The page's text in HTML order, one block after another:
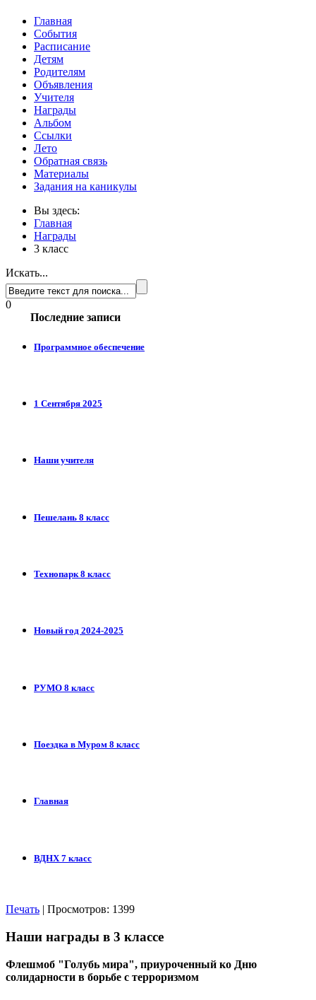
Главная
События
Расписание
Детям
Родителям
Объявления
Учителя
Награды
Альбом
Ссылки
Лето
Обратная связь
Материалы
Задания на каникулы
Вы здесь:
Главная
Награды
3 класс
Искать...
0
Последние записи
Программное обеспечение
1 Сентября 2025
Наши учителя
Пешелань 8 класс
Технопарк 8 класс
Новый год 2024-2025
РУМО 8 класс
Поездка в Муром 8 класс
Главная
ВДНХ 7 класс
Печать | Просмотров: 1399
Наши награды в 3 классе
Флешмоб "Голубь мира", приуроченный ко Дню
солидарности в борьбе с терроризмом